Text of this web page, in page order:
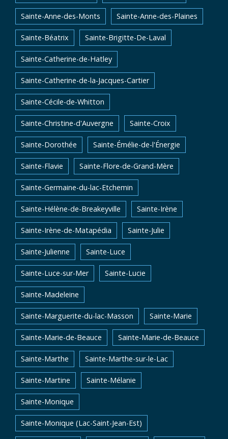
Sainte-Anne-des-Monts Sainte-Anne-des-Plaines
Sainte-Béatrix Sainte-Brigitte-De-Laval
Sainte-Catherine-de-Hatley
Sainte-Catherine-de-la-Jacques-Cartier
Sainte-Cécile-de-Whitton
Sainte-Christine-d'Auvergne Sainte-Croix
Sainte-Dorothée Sainte-Émélie-de-l'Énergie
Sainte-Flavie Sainte-Flore-de-Grand-Mère
Sainte-Germaine-du-lac-Etchemin
Sainte-Hélène-de-Breakeyville Sainte-Irène
Sainte-Irène-de-Matapédia Sainte-Julie
Sainte-Julienne Sainte-Luce
Sainte-Luce-sur-Mer Sainte-Lucie
Sainte-Madeleine
Sainte-Marguerite-du-lac-Masson Sainte-Marie
Sainte-Marie-de-Beauce Sainte-Marie-de-Beauce
Sainte-Marthe Sainte-Marthe-sur-le-Lac
Sainte-Martine Sainte-Mélanie
Sainte-Monique
Sainte-Monique (Lac-Saint-Jean-Est)